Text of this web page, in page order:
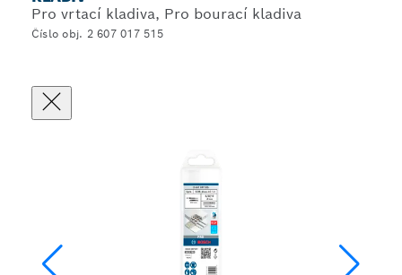
Pro vrtací kladiva, Pro bourací kladiva
Číslo obj. 2 607 017 515